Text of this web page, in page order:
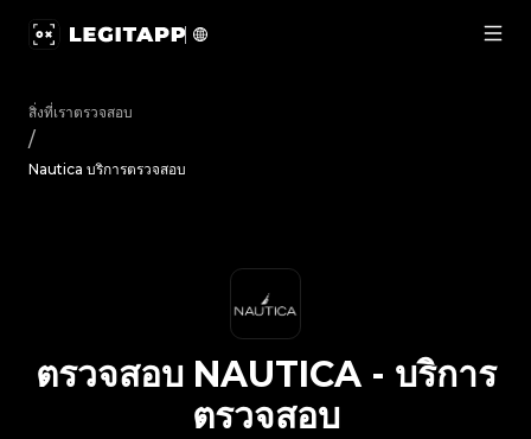
สิ่งที่เราตรวจสอบ
/
Nautica บริการตรวจสอบ
ตรวจสอบ NAUTICA- บริการ
ตรวจสอบ